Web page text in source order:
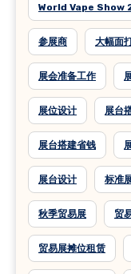
World Vape Show
参展商 大幅面
展会准备工作
展位设计 展台
展台搭建省钱
展台设计 标准
秋季贸易展 贸
贸易展摊位租赁